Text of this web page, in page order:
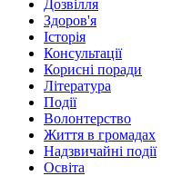
Дозвілля
Здоров'я
Історія
Консультації
Корисні поради
Література
Події
Волонтерство
Життя в громадах
Надзвичайні події
Освіта